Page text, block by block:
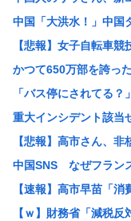
中国「大洪水！」中国
【悲報】女子自転車
かつて650万部を誇っ
「バス停にされてる
重大インシデント該当
【悲報】高市さん、
中国SNS なぜフラン
【速報】高市早苗「
【ｗ】財務省「減税